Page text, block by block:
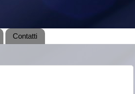
Contatti